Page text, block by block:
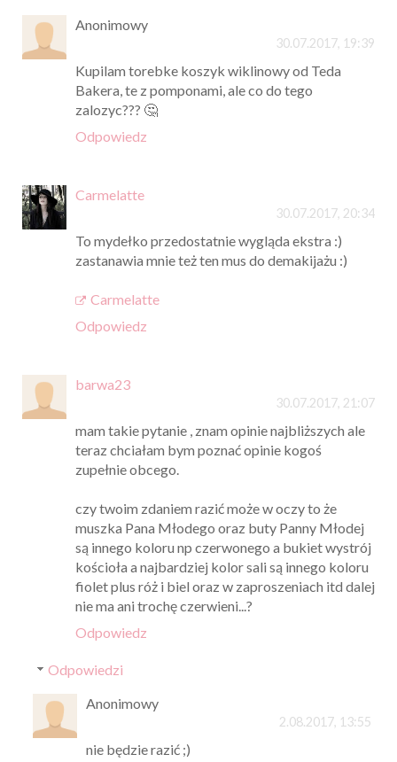
Anonimowy
30.07.2017, 19:39
Kupilam torebke koszyk wiklinowy od Teda
Bakera, te z pomponami, ale co do tego
zalozyc??? 🤔
Odpowiedz
Carmelatte
30.07.2017, 20:34
To mydełko przedostatnie wygląda ekstra :)
zastanawia mnie też ten mus do demakijażu :)
Carmelatte
Odpowiedz
barwa23
30.07.2017, 21:07
mam takie pytanie , znam opinie najbliższych ale
teraz chciałam bym poznać opinie kogoś
zupełnie obcego.
czy twoim zdaniem razić może w oczy to że
muszka Pana Młodego oraz buty Panny Młodej
są innego koloru np czerwonego a bukiet wystrój
kościoła a najbardziej kolor sali są innego koloru
fiolet plus róż i biel oraz w zaproszeniach itd dalej
nie ma ani trochę czerwieni...?
Odpowiedz
Odpowiedzi
Anonimowy
2.08.2017, 13:55
nie będzie razić ;)